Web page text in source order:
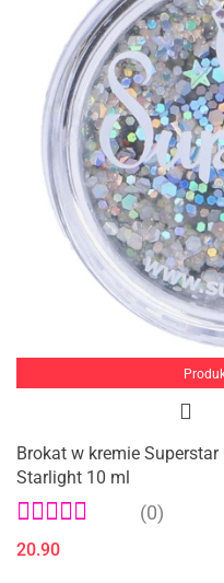
Brokat w kremie
Starlight 10 ml
(0)
20.90